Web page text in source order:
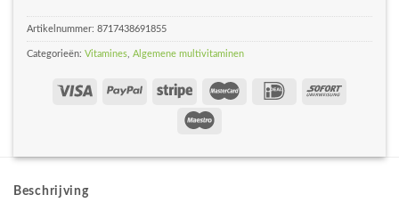
Artikelnummer: 8717438691855
Categorieën: Vitamines Algemene multivitaminen
Beschrijving